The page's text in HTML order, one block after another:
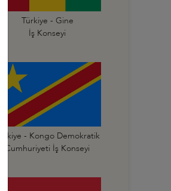
Türkiye - Gine
İş Konseyi
Türkiye - Kongo Demokratik
Cumhuriyeti İş Konseyi